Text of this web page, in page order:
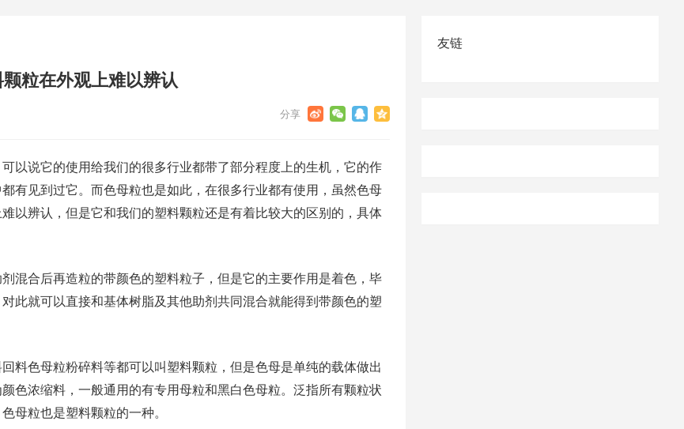
粒在外观上难以辨认
以说它的使用给我们的很多行业都带了部分程度上的生机，它的作
有见到过它。而色母粒也是如此，在很多行业都有使用，虽然色母
以辨认，但是它和我们的塑料颗粒还是有着比较大的区别的，具体
混合后再造粒的带颜色的塑料粒子，但是它的主要作用是着色，毕
此就可以直接和基体树脂及其他助剂共同混合就能得到带颜色的塑
料色母粒粉碎料等都可以叫塑料颗粒，但是色母是单纯的载体做出
色浓缩料，一般通用的有专用母粒和黑白色母粒。泛指所有颗粒状
母粒也是塑料颗粒的一种。
友链